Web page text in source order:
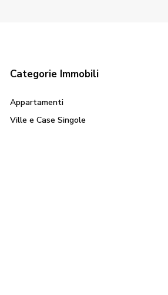
Categorie Immobili
Appartamenti
Ville e Case Singole